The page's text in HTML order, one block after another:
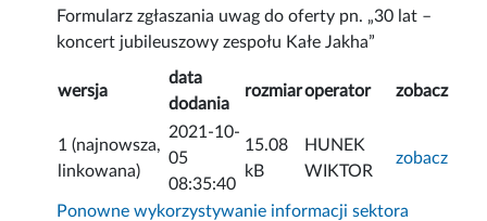
Formularz zgłaszania uwag do oferty pn. „30 lat –
koncert jubileuszowy zespołu Kałe Jakha”
wersja
data
dodania
rozmiaroperator zobacz
1 (najnowsza,
linkowana)
2021-10-
05
08:35:40
15.08
kB
HUNEK
WIKTOR
zobacz
Ponowne wykorzystywanie informacji sektora